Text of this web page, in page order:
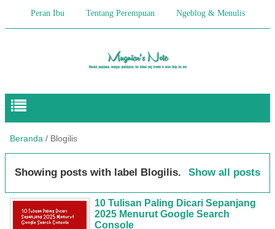
Peran Ibu Tentang Perempuan Ngeblog & Menulis
Pendidikan Anak
Beranda / Blogilis
Showing posts with label Blogilis. Show all posts
10 Tulisan Paling Dicari Sepanjang
2025 Menurut Google Search
Console